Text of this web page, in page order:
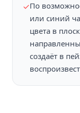
✓По
или синий
цвета в
создаёт в